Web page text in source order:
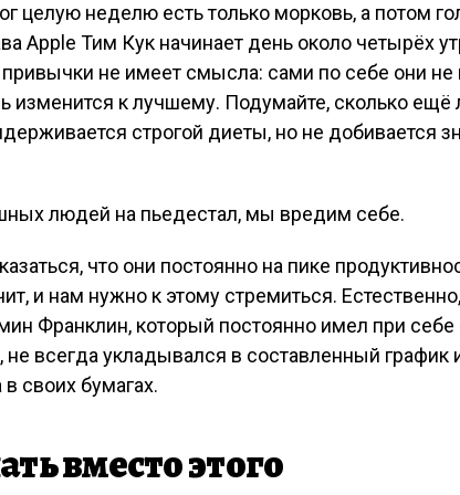
целую неделю есть только морковь, а потом
Apple Тим Кук начинает день около четырёх
привычки не имеет смысла: сами по себе они не
изменится к лучшему. Подумайте, сколько
строгой диеты, но не добивается
людей на пьедестал, мы вредим себе.
что они постоянно на пике
и нам нужно к этому стремиться.
Франклин, который постоянно имел при себе
не всегда укладывался в составленный график
своих бумагах.
вместо этого